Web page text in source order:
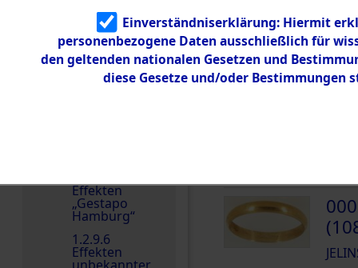
Effekten aus
dem KZ
Neuengamm
e
Dokument
Effekten
„Gestapo
Hamburg“
1.2.9.6
Effekten
Einverständniserklärung: Hiermit
personenbezogene Daten ausschließlich für
den geltenden nationalen Gesetzen und
diese Gesetze und/oder Bestimmungen